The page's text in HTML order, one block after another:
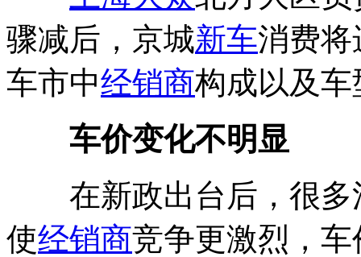
骤减后，京城新车消费将
车市中经销商构成以及
车价变化不明显
在新政出台后，很多
使经销商竞争更激烈，